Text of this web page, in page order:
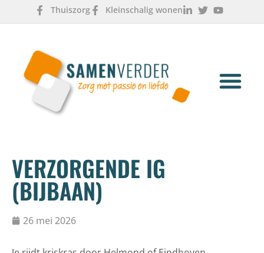
Thuiszorg Kleinschalig wonen
VERZORGENDE IG
(BIJBAAN)
26 mei 2026